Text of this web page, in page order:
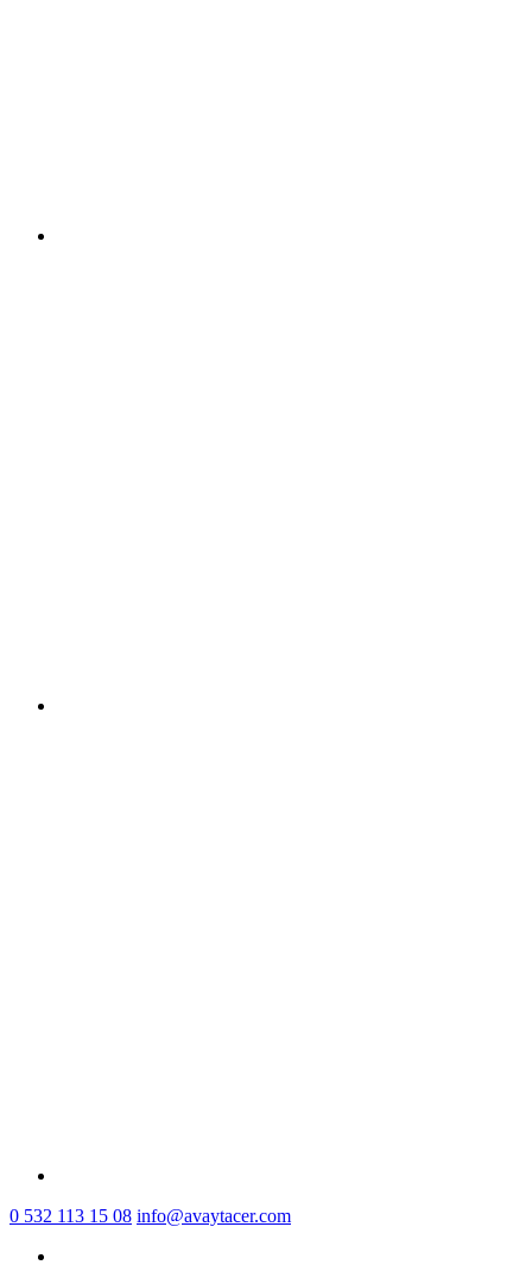
0 532 113 15 08 info@avaytacer.com